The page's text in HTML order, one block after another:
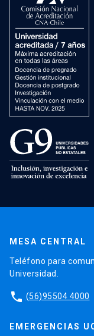
MESA CENTRAL
Teléfono para
Universidad.
phone (56)95504 4000
EMERGENCIAS